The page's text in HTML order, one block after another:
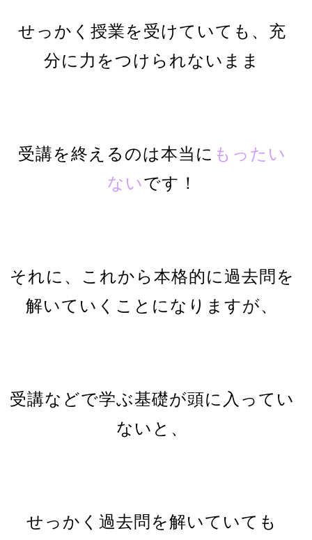
せっかく授業を受けていても、充
分に力をつけられないまま
受講を終えるのは本当に もったい
ないです！
それに、これから本格的に過去問を
解いていくことになりますが、
受講などで学ぶ基礎が頭に入ってい
ないと、
せっかく過去問を解いていても